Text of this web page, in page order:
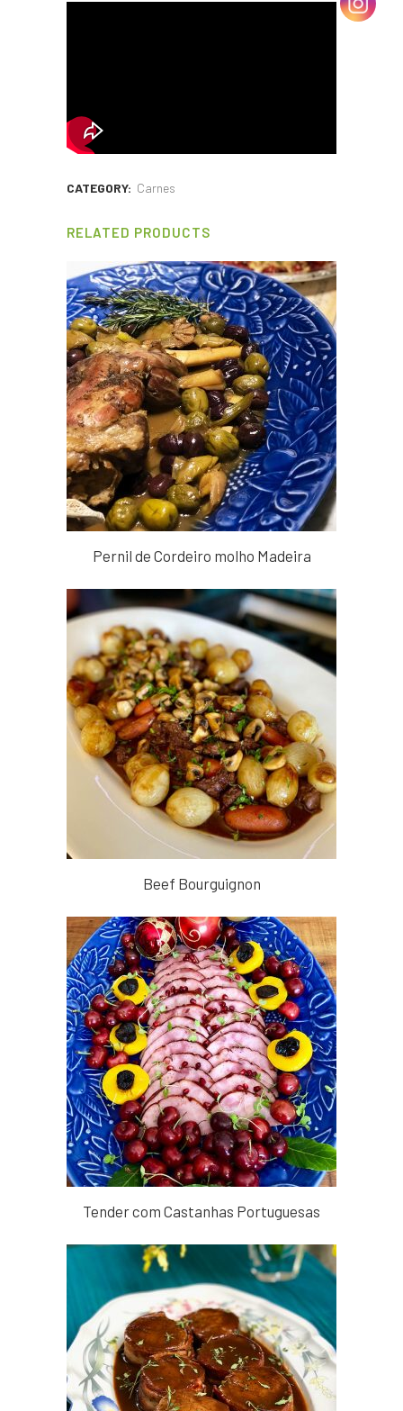
CATEGORY: Carnes
RELATED PRODUCTS
Pernil de Cordeiro molho Madeira
Beef Bourguignon
Tender com Castanhas Portuguesas